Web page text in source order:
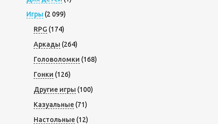
Игры (2 099)
RPG (174)
Аркады (264)
Головоломки (168)
Гонки (126)
Другие игры (100)
Казуальные(71)
Настольные(12)